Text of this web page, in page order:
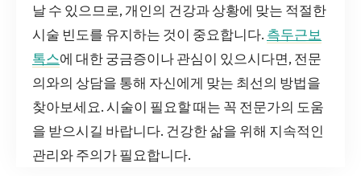
날 수 있으므로, 개인의 건강과 상황에 맞는 적절한
시술 빈도를 유지하는 것이 중요합니다. 측두근보
톡스에 대한 궁금증이나 관심이 있으시다면, 전문
의와의 상담을 통해 자신에게 맞는 최선의 방법을
찾아보세요. 시술이 필요할 때는 꼭 전문가의 도움
을 받으시길 바랍니다. 건강한 삶을 위해 지속적인
관리와 주의가 필요합니다.